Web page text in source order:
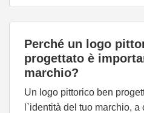
Perché un logo
progettato è
marchio?
Un logo pittorico ben
l`identità del tuo marchio,